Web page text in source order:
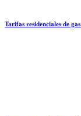
Tarifas residenciales de